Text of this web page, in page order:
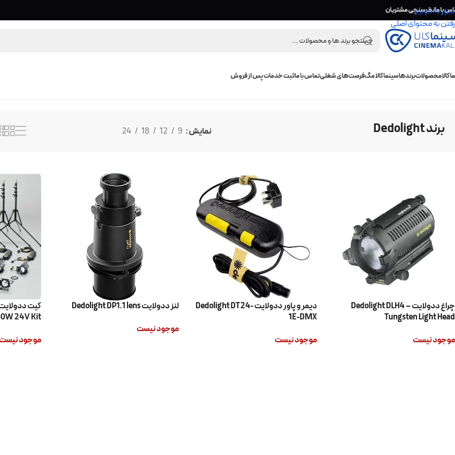
عبور به ناوبری
رفتن به محتوای اصلی
با مانظرسنجی مشتریان
کالامحصولاتبرندهاسینما کالا مگفرصت‌های شغلیتماس با ماثبت خدمات پس از فروش
برند Dedolight نمایش 9
12
18
24
چراغ ددولايت Dedolight DLH4 –
Tungsten Light Head
موجود نیست
ديمر و پاور ددولايت Dedolight DT24-
1E-DMX
موجود نیست
لنز ددولايت Dedolight DP1.1 lens
موجود نیست
24V Kit
موجود